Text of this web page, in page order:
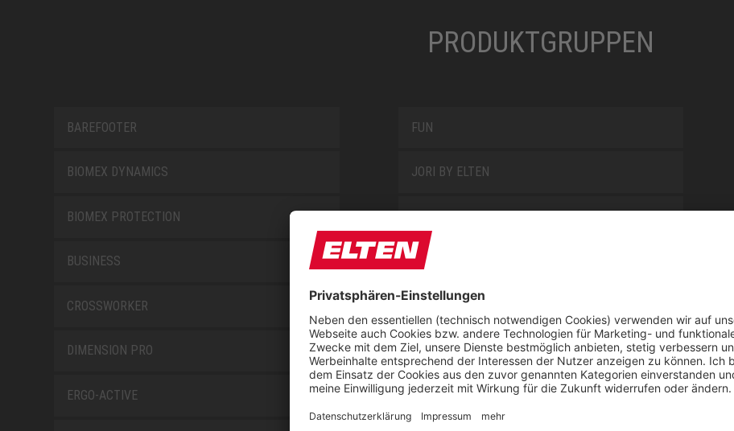
PRODUKTGRUPPEN
BAREFOOTER
BIOMEX DYNAMICS
BIOMEX PROTECTION
BUSINESS
CROSSWORKER
DIMENSION PRO
ERGO-ACTIVE
FUN
JORI BY ELTEN
L10
LOWA WORK COLLECTION
MISS L10
NEW CLASSICS